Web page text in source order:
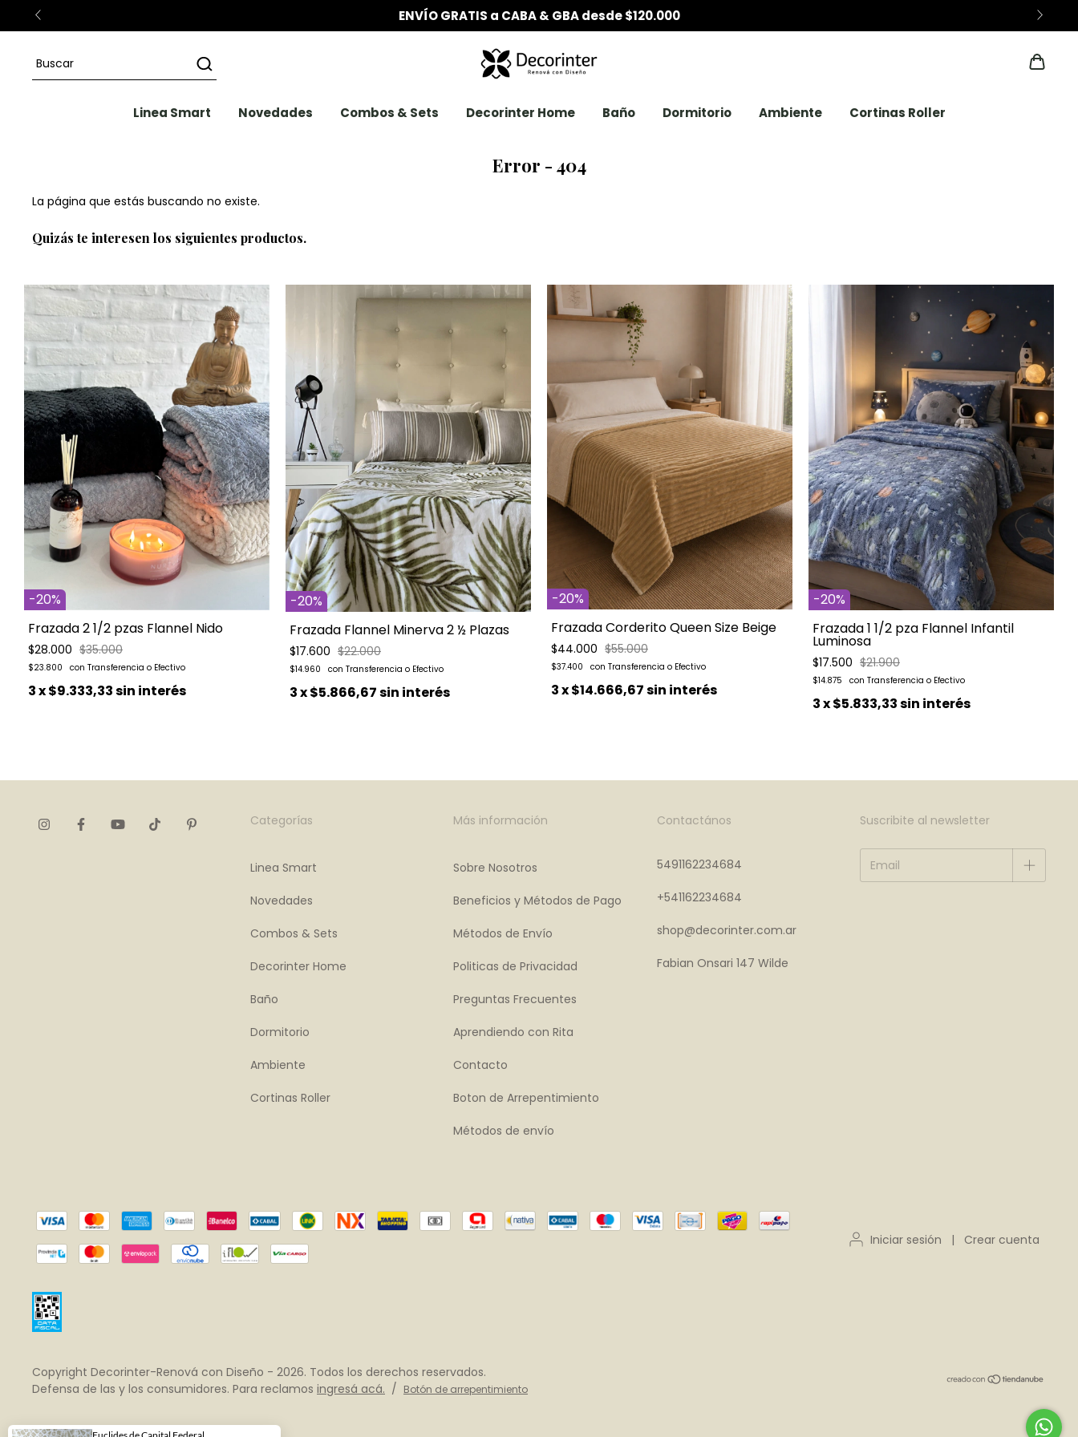
ENVÍO GRATIS a CABA & GBA desde $120.000
Linea Smart Novedades Combos & Sets Decorinter Home Baño Dormitorio Ambiente Cortinas Roller
Error - 404
La página que estás buscando no existe.
Quizás te interesen los siguientes productos.
-20%
Frazada 2 1/2 pzas Flannel Nido
$28.000 $35.000
$23.800
3x$9.333,33sin interés
-20%
Frazada Flannel Minerva 2 ½ Plazas
$17.600 $22.000
$14.960
3x$5.866,67sin interés
-20%
Frazada Corderito Queen Size Beige
$44.000 $55.000
$37.400
3x$14.666,67sin interés
-20%
Frazada 1 1/2 pza Flannel Infantil
Luminosa
$17.500 $21.900
$14.875
3x$5.833,33sin interés
Categorías
Linea Smart
Novedades
Combos & Sets
Decorinter Home
Baño
Dormitorio
Ambiente
Cortinas Roller
Más información
Sobre Nosotros
Beneficios y Métodos de Pago
Métodos de Envío
Politicas de Privacidad
Preguntas Frecuentes
Aprendiendo con Rita
Contacto
Boton de Arrepentimiento
Métodos de envío
Contactános
5491162234684
+541162234684
shop@decorinter.com.ar
Fabian Onsari 147 Wilde
Suscribite al newsletter
Iniciar sesión | Crear cuenta
Copyright Decorinter-Renová con Diseño - 2026. Todos los derechos reservados.
Defensa de las y los consumidores. Para reclamos ingresá acá. / Botón de arrepentimiento